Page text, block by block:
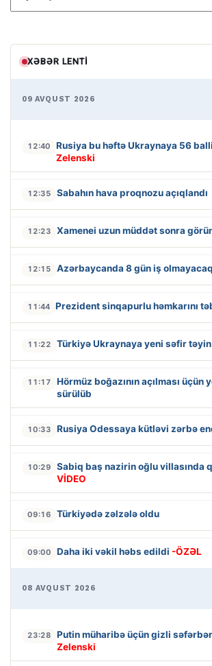
XƏBƏR LENTI
09 AVQUST 2026
12:40 Rusiya bu həftə Ukraynaya 56
Zelenski
12:35 Sabahın hava proqnozu açıqlandı
12:23 Xamenei uzun müddət sonra
12:15 Azərbaycanda 8 gün iş olmayacaq
11:44 Prezident sinqapurlu həmkarını
11:22 Türkiyə Ukraynaya yeni səfir
11:17
Hörmüz boğazının açılması
sürülüb
10:33 Rusiya Odessaya kütləvi zərbə
10:29 Sabiq baş nazirin oğlu villasında
VİDEO
09:16 Türkiyədə zəlzələ oldu
09:00 Daha iki vəkil həbs edildi -ÖZƏL
08 AVQUST 2026
23:28 Putin müharibə üçün gizli
Zelenski